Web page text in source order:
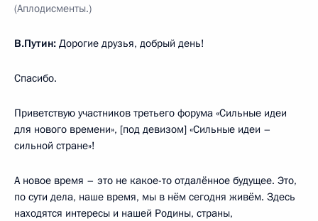
(Аплодисменты.)
В.Путин: Дорогие друзья, добрый день!
Спасибо.
Приветствую участников третьего форума «Сильные идеи
для нового времени», [под девизом] «Сильные идеи –
сильной стране»!
А новое время – это не какое-то отдалённое будущее. Это,
по сути дела, наше время, мы в нём сегодня живём. Здесь
находятся интересы и нашей Родины, страны,